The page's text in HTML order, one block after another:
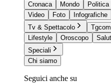
Cronaca
Mondo Politica
Video
Foto Infografiche
Tv & Spettacolo
Lifestyle
Oroscopo
Speciali
Chi siamo
Seguici anche su